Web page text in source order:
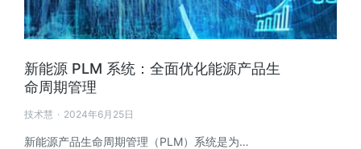
新能源 PLM 系统：全面优化能源产品生
命周期管理
技术慧 2024年6月25日
新能源产品生命周期管理（PLM）系统是为…